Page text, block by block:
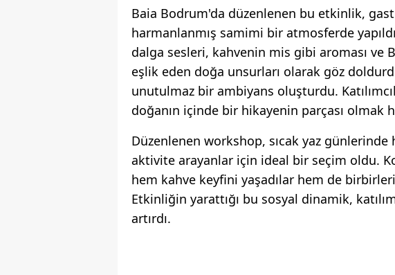
Baia Bodrum'da düzenlenen bu etkinlik,
harmanlanmış samimi bir atmosferde
dalga sesleri, kahvenin mis gibi aroması ve
eşlik eden doğa unsurları olarak göz
unutulmaz bir ambiyans oluşturdu.
doğanın içinde bir hikayenin parçası olmak
Düzenlenen workshop, sıcak yaz
aktivite arayanlar için ideal bir seçim oldu.
hem kahve keyfini yaşadılar hem de
Etkinliğin yarattığı bu sosyal dinamik,
artırdı.